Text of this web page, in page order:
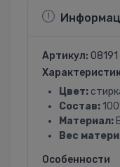
Артикул: 08191
Цвет:
Состав:
Материал:
Вес
Особенности